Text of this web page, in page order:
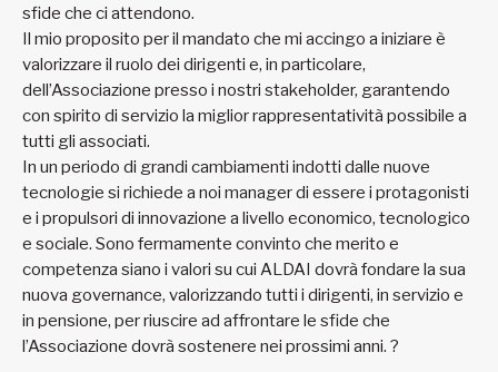
sfide che ci attendono.
Il mio proposito per il mandato che mi accingo a iniziare è
valorizzare il ruolo dei dirigenti e, in particolare,
dell’Associazione presso i nostri stakeholder, garantendo
con spirito di servizio la miglior rappresentatività possibile a
tutti gli associati.
In un periodo di grandi cambiamenti indotti dalle nuove
tecnologie si richiede a noi manager di essere i protagonisti
e i propulsori di innovazione a livello economico, tecnologico
e sociale. Sono fermamente convinto che merito e
competenza siano i valori su cui ALDAI dovrà fondare la sua
nuova governance, valorizzando tutti i dirigenti, in servizio e
in pensione, per riuscire ad affrontare le sfide che
l’Associazione dovrà sostenere nei prossimi anni. ?